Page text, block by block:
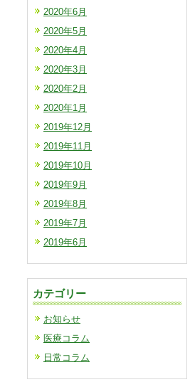
2020年6月
2020年5月
2020年4月
2020年3月
2020年2月
2020年1月
2019年12月
2019年11月
2019年10月
2019年9月
2019年8月
2019年7月
2019年6月
カテゴリー
お知らせ
医療コラム
日常コラム